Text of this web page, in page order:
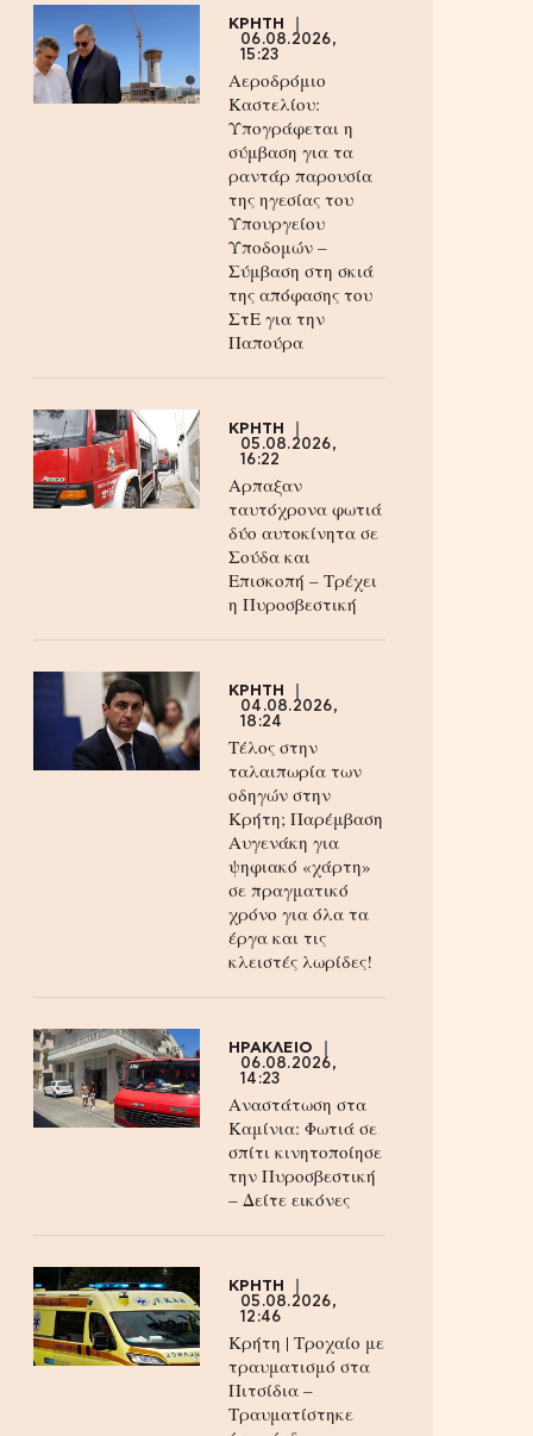
ΚΡΗΤΗ
06.08.2026,
15:23
Αεροδρόμιο
Καστελίου:
Υπογράφεται η
σύμβαση για τα
ραντάρ παρουσία
της ηγεσίας του
Υπουργείου
Υποδομών –
Σύμβαση στη σκιά
της απόφασης του
ΣτΕ για την
Παπούρα
ΚΡΗΤΗ
05.08.2026,
16:22
Αρπαξαν
ταυτόχρονα φωτιά
δύο αυτοκίνητα σε
Σούδα και
Επισκοπή – Τρέχει
η Πυροσβεστική
ΚΡΗΤΗ
04.08.2026,
18:24
Τέλος στην
ταλαιπωρία των
οδηγών στην
Κρήτη; Παρέμβαση
Αυγενάκη για
ψηφιακό «χάρτη»
σε πραγματικό
χρόνο για όλα τα
έργα και τις
κλειστές λωρίδες!
ΗΡΑΚΛΕΙΟ
06.08.2026,
14:23
Αναστάτωση στα
Καμίνια: Φωτιά σε
σπίτι κινητοποίησε
την Πυροσβεστική
– Δείτε εικόνες
ΚΡΗΤΗ
05.08.2026,
12:46
Κρήτη | Τροχαίο με
τραυματισμό στα
Πιτσίδια –
Τραυματίστηκε